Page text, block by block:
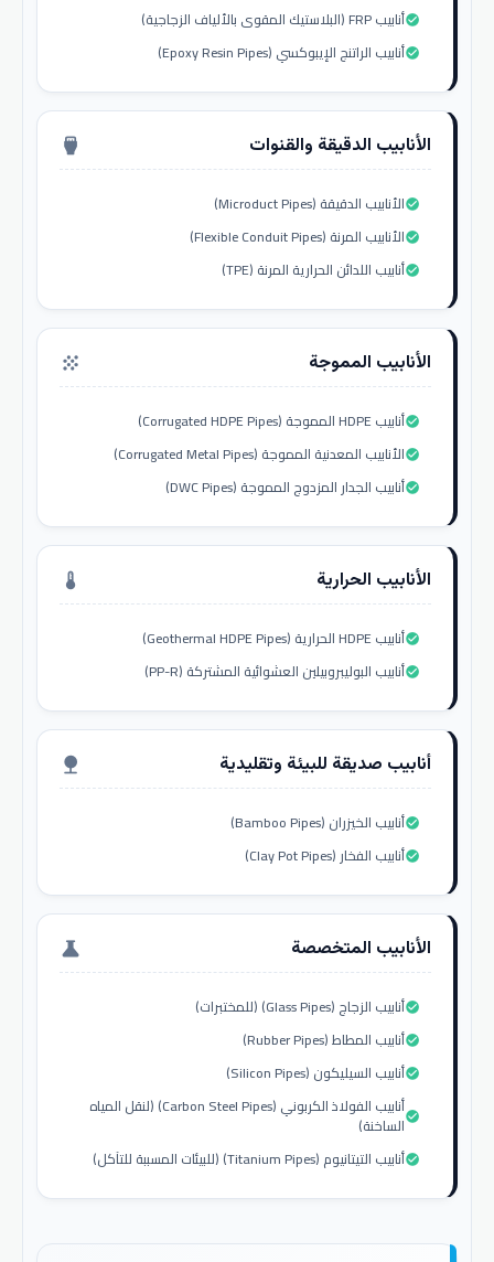
أنابيب FRP (البلاستيك المقوى بالألياف الزجاجية)check_circle
أنابيب الراتنج الإيبوكسي (Epoxy Resin Pipes)check_circle
الأنابيب الدقيقة والقنوات settings_input_hdmi
الأنابيب الدقيقة (Microduct Pipes)check_circle
الأنابيب المرنة (Flexible Conduit Pipes)check_circle
أنابيب اللدائن الحرارية المرنة (TPE)check_circle
الأنابيب المموجة grain
أنابيب HDPE المموجة (Corrugated HDPE Pipes)check_circle
الأنابيب المعدنية المموجة (Corrugated Metal Pipes)check_circle
أنابيب الجدار المزدوج المموجة (DWC Pipes)check_circle
الأنابيب الحرارية thermostat
أنابيب HDPE الحرارية (Geothermal HDPE Pipes)check_circle
أنابيب البوليبروبيلين العشوائية المشتركة (PP-R)check_circle
أنابيب صديقة للبيئة وتقليدية nature
أنابيب الخيزران (Bamboo Pipes)check_circle
أنابيب الفخار (Clay Pot Pipes)check_circle
الأنابيب المتخصصة science
أنابيب الزجاج (Glass Pipes) (للمختبرات)check_circle
أنابيب المطاط (Rubber Pipes)check_circle
أنابيب السيليكون (Silicon Pipes)check_circle
أنابيب الفولاذ الكربوني (Carbon Steel Pipes) (لنقل المياه
الساخنة)check_circle
أنابيب التيتانيوم (Titanium Pipes) (للبيئات المسببة للتآكل)check_circle